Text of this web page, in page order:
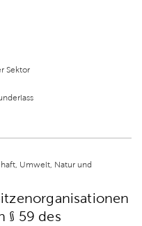
Sektor
Umwelt, Natur und
§ 59 des